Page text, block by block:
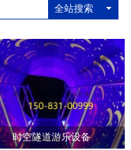
全站搜索
时空隧道游乐设备